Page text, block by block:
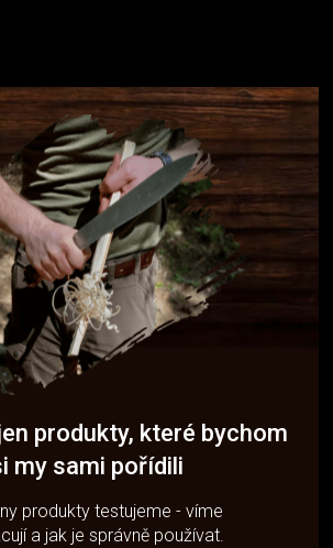
produkty, které bychom
my sami pořídili
produkty testujeme - víme
a jak je správně používat.